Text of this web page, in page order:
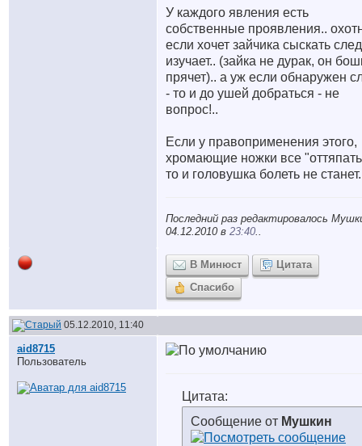
У каждого явления есть
собственные проявления..
если хочет зайчика сыскать след
изучает.. (зайка не дурак, он
прячет).. а уж если обнаружен
- то и до ушей добраться - не
вопрос!..
Если у правоприменения этого,
хромающие ножки все
то и головушка болеть не
Последний раз редактировалось
04.12.2010 в 23:40..
В Минюст
Цитата
Спасибо
05.12.2010, 11:40
aid8715
Пользователь
Цитата:
Сообщение от Мушкин